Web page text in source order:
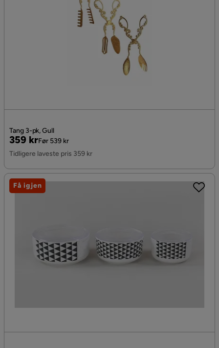
Tang 3-pk, Gull
Pris
359 kr
Original
Pris
Før 539 kr
Tidligere laveste pris 359 kr
Få igjen